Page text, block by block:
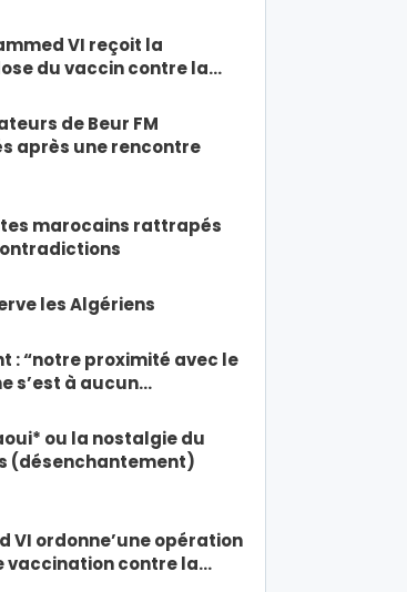
VI reçoit la
du vaccin contre la…
de Beur FM
après une rencontre
marocains rattrapés
les Algériens
: “notre proximité avec le
s’est à aucun…
ou la nostalgie du
(désenchantement)
VI ordonne’une opération
vaccination contre la…